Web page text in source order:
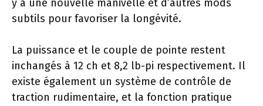
y a une nouvelle manivelle et d’autres mods
subtils pour favoriser la longévité.
La puissance et le couple de pointe restent
inchangés à 12 ch et 8,2 lb-pi respectivement. Il
existe également un système de contrôle de
traction rudimentaire, et la fonction pratique